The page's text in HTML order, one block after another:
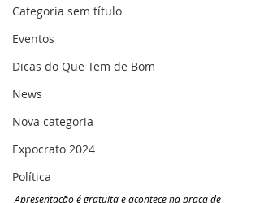
Categoria sem título
Eventos
Dicas do Que Tem de Bom
News
Nova categoria
Expocrato 2024
Política
Apresentação é gratuita e acontece na praça de